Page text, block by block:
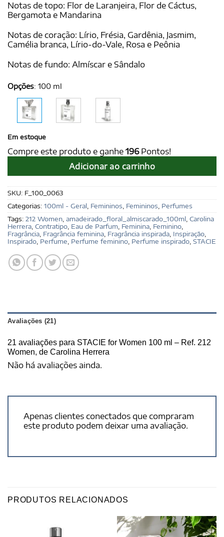
Notas de topo: Flor de Laranjeira, Flor de Cáctus,
Bergamota e Mandarina
Notas de coração: Lírio, Frésia, Gardênia, Jasmim,
Camélia branca, Lírio-do-Vale, Rosa e Peônia
Notas de fundo: Almíscar e Sândalo
Opções: 100 ml
Em estoque
Compre este produto e ganhe 196Pontos!
Adicionar ao carrinho
SKU: F_100_0063
Categorias: 100ml - Geral, Femininos, Femininos, Perfumes
Tags: 212 Women, amadeirado_floral_almiscarado_100ml, Carolina
Herrera, Contratipo, Eau de Parfum, Feminina, Feminino,
Fragrância, Fragrância feminina, Fragrância inspirada, Inspiração,
Inspirado, Perfume, Perfume feminino, Perfume inspirado, STACIE
Avaliações (21)
21 avaliações para STACIE for Women 100 ml – Ref. 212
Women, de Carolina Herrera
Não há avaliações ainda.
Apenas clientes conectados que compraram
este produto podem deixar uma avaliação.
PRODUTOS RELACIONADOS